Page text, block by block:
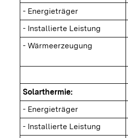
- Energieträger
- Installierte Leistung
- Wärmeerzeugung
Solarthermie:
- Energieträger
- Installierte Leistung